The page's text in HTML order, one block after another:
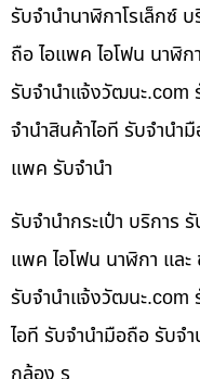
รับจำนำนาฬิกาโรเล็กซ์
ถือ ไอแพค ไอโฟน นาฬิ
รับจํานําแจ้งวัฒนะ.com
จำนำสินค้าไอที รับจำนำ
แพค รับจำนำ
รับจำนำกระเป๋า บริการ
แพค ไอโฟน นาฬิกา แล
รับจํานําแจ้งวัฒนะ.com
ไอที รับจำนำมือถือ รับจ